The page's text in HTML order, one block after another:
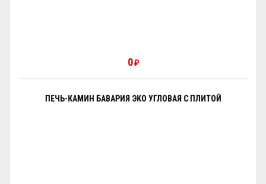
0 ₽
ПЕЧЬ-КАМИН БАВАРИЯ ЭКО УГЛОВАЯ С ПЛИТОЙ